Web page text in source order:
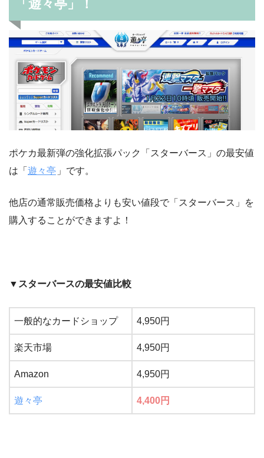
「遊々亭」！
ポケカ最新弾の強化拡張パック「スターバース」の最安値
は「 遊々亭 」です。
他店の通常販売価格よりも安い値段で「スターバース」を
購入することができますよ！
▼スターバースの最安値比較
一般的なカードショップ 4,950円
楽天市場 4,950円
Amazon 4,950円
遊々亭 4,400円